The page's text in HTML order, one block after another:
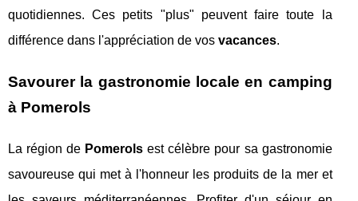
quotidiennes. Ces petits "plus" peuvent faire toute la
différence dans l'appréciation de vos vacances.
Savourer la gastronomie locale en camping
à Pomerols
La région de Pomerols est célèbre pour sa gastronomie
savoureuse qui met à l'honneur les produits de la mer et